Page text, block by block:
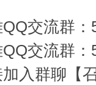
交流群：
交流群：
入群聊【